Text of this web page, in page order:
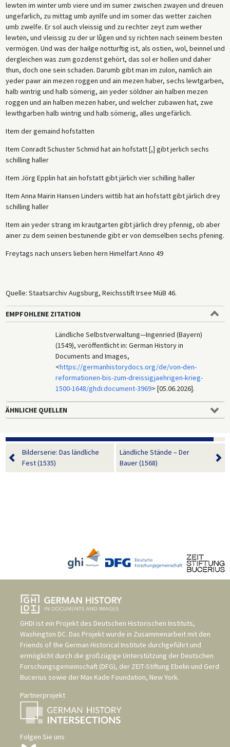
lewten im winter umb viere und im sumer zwischen zwayen und dreuen
ungefarlich, zu mittag umb aynlfe und im somer das wetter zaichen
umb zwelfe. Er sol auch vleissig und zu rechter zeyt zum wether
lewten, und vleissig zu der ur lůgen und sy richten nach seinem besten
vermögen. Und was der hailge notturftig ist, als ostien, wol, beinnel und
dergleichen was zum gozdenst gehört, das sol er hollen und daher
thun, doch one sein schaden. Darumb gibt man im zulon, namlich ain
yeder pawr ain mezen roggen und ain mezen haber, sechs lewtgarben,
halb wintrig und halb sömerig, ain yeder söldner ain halben mezen
roggen und ain halben mezen haber, und welcher zubawen hat, zwe
lewthgarben halb wintrig und halb sömerig, alles ungefärlich.
Item der gemaind hofstatten
Item Conradt Schuster Schmid hat ain hofstatt [,] gibt jerlich sechs
schilling haller
Item Jörg Epplin hat ain hofstatt gibt järlich vier schilling haller
Item Anna Mairin Hansen Linders wittib hat ain hofstatt gibt järlich drey
schilling haller
Item ain yeder strang im krautgarten gibt järlich drey pfennig, ob aber
ainer zu dem seinen bestunende gibt er von demselben sechs pfening.
Freytags nach unsers lieben hern Himelfart Anno 49
Quelle: Staatsarchiv Augsburg, Reichsstift Irsee MüB 46.
EMPFOHLENE ZITATION
Ländliche Selbstverwaltung—Ingenried (Bayern)
(1549), veröffentlicht in: German History in
Documents and Images,
<https://germanhistorydocs.org/de/von-den-
reformationen-bis-zum-dreissigjaehrigen-krieg-
1500-1648/ghdi:document-3969> [05.06.2026].
ÄHNLICHE QUELLEN
Bilderserie: Das ländliche
Fest (1535)
Ländliche Stände – Der
Bauer (1568)
GHDI ist ein Projekt des Deutschen Historischen Instituts,
Washington DC. Das Projekt wurde in Zusammenarbeit mit den
Friends of the German Historical Institute durchgeführt und
ermöglicht durch die großzügige Unterstützung der Deutschen
Forschungsgemeinschaft (DFG), der ZEIT-Stiftung Ebelin und Gerd
Bucerius sowie der Max Kade Foundation, New York.
Partnerprojekt
Folgen Sie uns